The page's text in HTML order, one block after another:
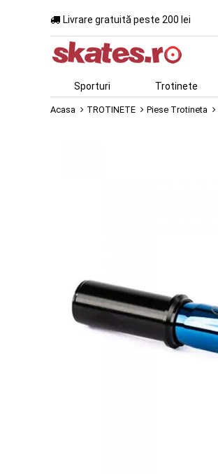
Livrare gratuită peste 200 lei
Sporturi Trotinete
Acasa TROTINETE Piese Trotineta